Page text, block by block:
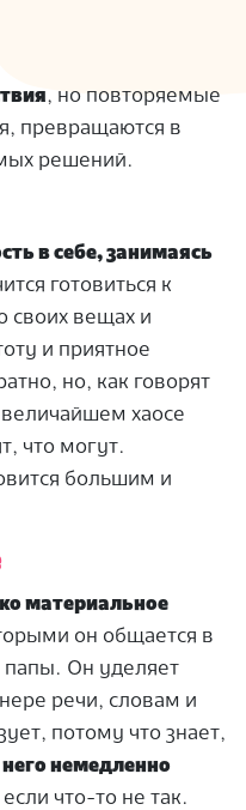
, но повторяемые
превращаются в
решений.
в себе, занимаясь
готовиться к
своих вещах и
и приятное
но, как говорят
хаосе
что могут.
большим и
материальное
он общается в
папы. Он уделяет
речи, словам и
потому что знает,
немедленно
если что-то не так.